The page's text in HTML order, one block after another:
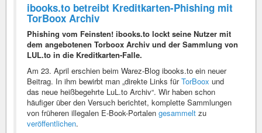
ibooks.to betreibt Kreditkarten-Phishing mit
TorBoox Archiv
Phishing vom Feinsten! ibooks.to lockt seine Nutzer mit
dem angebotenen Torboox Archiv und der Sammlung von
LUL.to in die Kreditkarten-Falle.
Am 23. April erschien beim Warez-Blog ibooks.to ein neuer
Beitrag. In ihm bewirbt man „direkte Links fürTorBoox und
das neue heißbegehrte LuL.to Archiv“. Wir haben schon
häufiger über den Versuch berichtet, komplette Sammlungen
von früheren illegalen E-Book-Portalen gesammelt zu
veröffentlichen.